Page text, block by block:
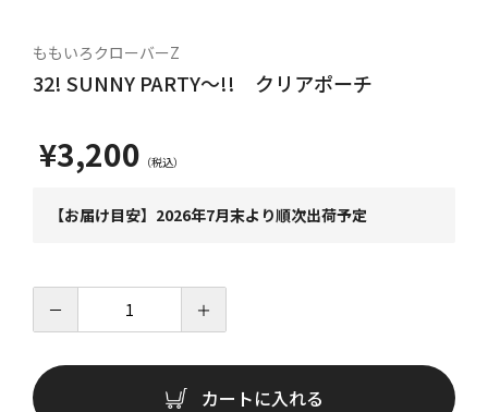
ももいろクローバーZ
32! SUNNY PARTY～!! クリアポーチ
¥3,200
【お届け目安】2026年7月末より順次出荷予定
－ ＋
カートに入れる